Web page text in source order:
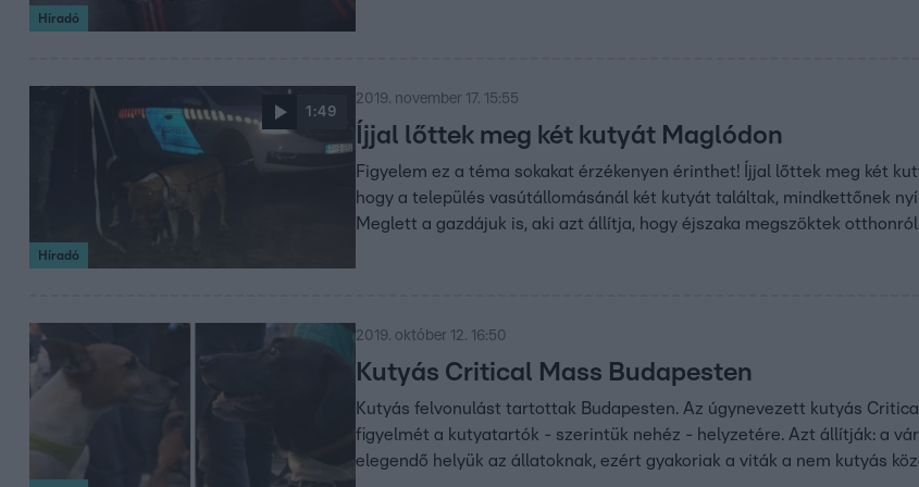
Híradó
1:49
Híradó
2019. november 17. 15:55
Íjjal lőttek meg két kutyát Maglódon
Figyelem ez a téma sokakat érzékenyen érinthet! Íjjal lőttek meg két
hogy a település vasútállomásánál két kutyát találtak, mindkettőnek
Meglett a gazdájuk is, aki azt állítja, hogy éjszaka megszöktek
2019. október 12. 16:50
Kutyás Critical Mass Budapesten
Kutyás felvonulást tartottak Budapesten. Az úgynevezett kutyás
figyelmét a kutyatartók - szerintük nehéz - helyzetére. Azt állítják: a
elegendő helyük az állatoknak, ezért gyakoriak a viták a nem kutyás